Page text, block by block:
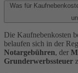
Was für
Die Kaufnebenkosten
belaufen sich in der
Notargebühren, der
Grunderwerbssteuer